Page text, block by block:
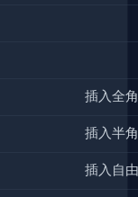
插入全
插入半
插入自